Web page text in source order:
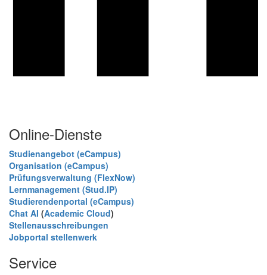
Online-Dienste
Studienangebot (eCampus)
Organisation (eCampus)
Prüfungsverwaltung (FlexNow)
Lernmanagement (Stud.IP)
Studierendenportal (eCampus)
Chat AI (Academic Cloud)
Stellenausschreibungen
Jobportal stellenwerk
Service